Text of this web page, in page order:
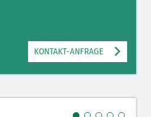
KONTAKT-ANFRAGE